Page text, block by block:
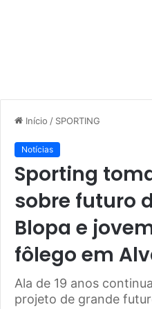
Início / SPORTING
Notícias
Sporting
sobre futuro
Blopa e
fôlego em
Ala de 19 anos
projeto de grande